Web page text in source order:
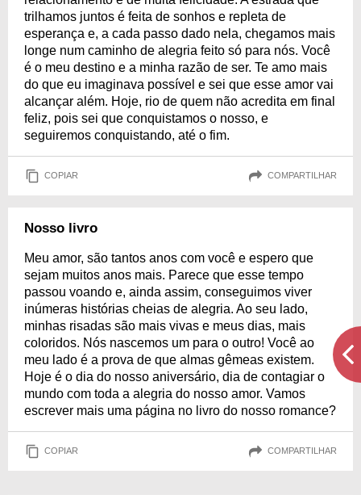
trilhamos juntos é feita de sonhos e repleta de
esperança e, a cada passo dado nela, chegamos mais
longe num caminho de alegria feito só para nós. Você
é o meu destino e a minha razão de ser. Te amo mais
do que eu imaginava possível e sei que esse amor vai
alcançar além. Hoje, rio de quem não acredita em final
feliz, pois sei que conquistamos o nosso, e
seguiremos conquistando, até o fim.
COPIAR COMPARTILHAR
Nosso livro
Meu amor, são tantos anos com você e espero que
sejam muitos anos mais. Parece que esse tempo
passou voando e, ainda assim, conseguimos viver
inúmeras histórias cheias de alegria. Ao seu lado,
minhas risadas são mais vivas e meus dias, mais
coloridos. Nós nascemos um para o outro! Você ao
meu lado é a prova de que almas gêmeas existem.
Hoje é o dia do nosso aniversário, dia de contagiar o
mundo com toda a alegria do nosso amor. Vamos
escrever mais uma página no livro do nosso romance?
COPIAR COMPARTILHAR